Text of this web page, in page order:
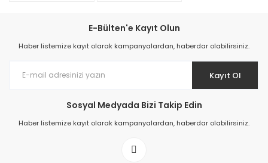
Prime ArtDECO Duvar Kağıdı Tutkalı 500 gr
199,00 TL
E-Bülten'e Kayıt Olun
Haber listemize kayıt olarak kampanyalardan, haberdar olabilirsiniz.
Kayıt Ol
Sosyal Medyada Bizi Takip Edin
Haber listemize kayıt olarak kampanyalardan, haberdar olabilirsiniz.